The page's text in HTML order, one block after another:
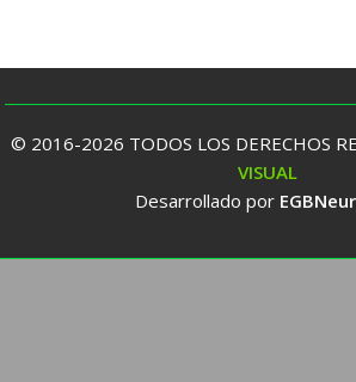
© 2016-2026 TODOS LOS DERECHOS
VISUAL
Desarrollado por